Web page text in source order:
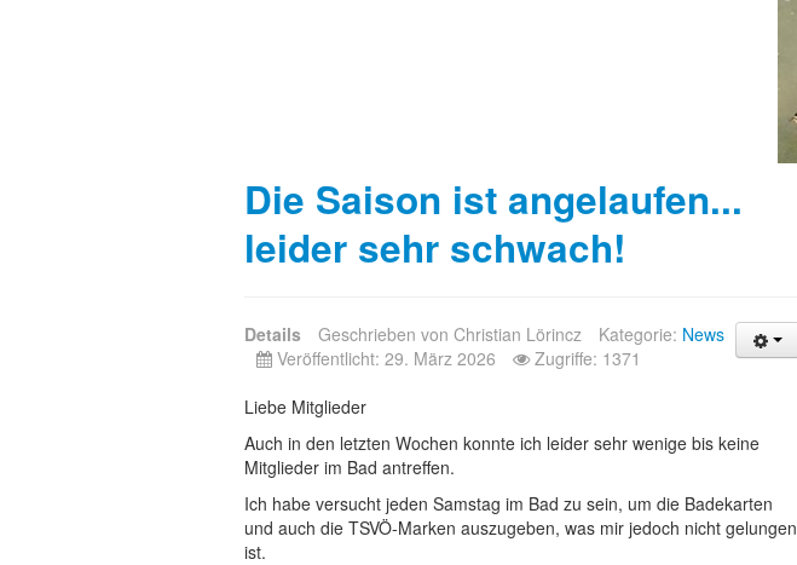
Die Saison ist angelaufen...
leider sehr schwach!
Details Geschrieben von Christian Lörincz Kategorie: News
Veröffentlicht: 29. März 2026
Zugriffe: 1371
Liebe Mitglieder
Auch in den letzten Wochen konnte ich leider sehr wenige bis keine
Mitglieder im Bad antreffen.
Ich habe versucht jeden Samstag im Bad zu sein, um die Badekarten
und auch die TSVÖ-Marken auszugeben, was mir jedoch nicht gelungen
ist.